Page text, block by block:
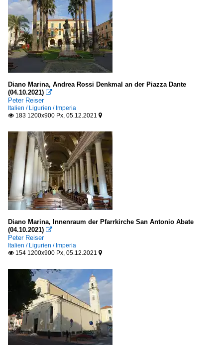
Diano Marina, Andrea Rossi Denkmal an der Piazza Dante
(04.10.2021) 
Peter Reiser
Italien / Ligurien / Imperia
 183 1200x900 Px, 05.12.2021 
Diano Marina, Innenraum der Pfarrkirche San Antonio Abate
(04.10.2021) 
Peter Reiser
Italien / Ligurien / Imperia
 154 1200x900 Px, 05.12.2021 